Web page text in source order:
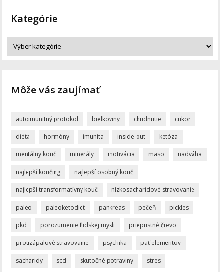
Kategórie
Môže vás zaujímať
autoimunitný protokol bielkoviny chudnutie cukor
diéta hormóny imunita inside-out ketóza
mentálny kouč minerály motivácia mäso nadváha
najlepší koučing najlepší osobný kouč
najlepší transformatívny kouč nízkosacharidové stravovanie
paleo paleoketodiet pankreas pečeň pickles
pkd porozumenie ľudskej mysli priepustné črevo
protizápalové stravovanie psychika päť elementov
sacharidy scd skutočné potraviny stres